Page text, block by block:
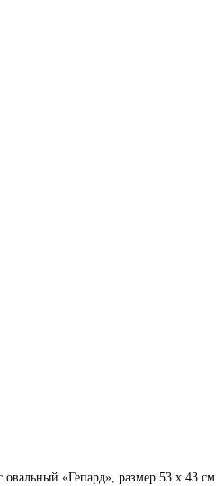
овальный «Гепард», размер 53 х 43 см